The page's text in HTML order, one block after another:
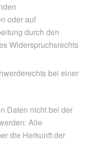
oder auf
durch den
Widerspruchsrechts
bei einer
Daten nicht bei der
Alle
die Herkunft der